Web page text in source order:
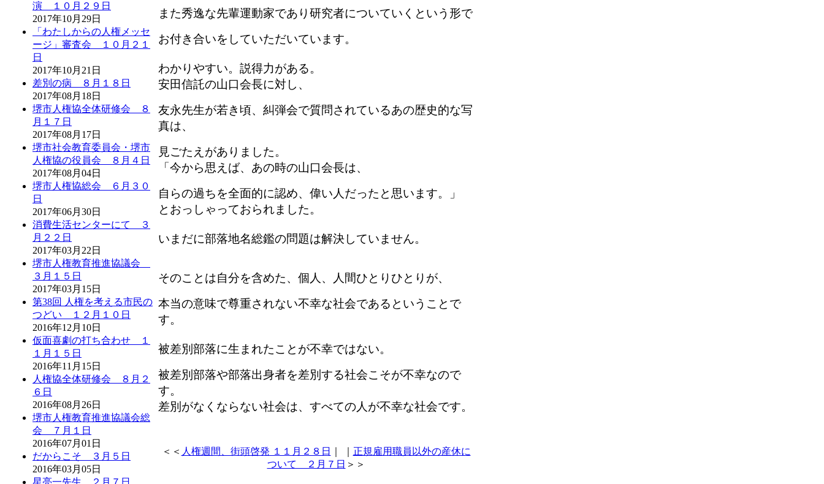
演 １０月２９日
2017年10月29日
「わたしからの人権メッセ
ージ」審査会 １０月２１
日
2017年10月21日
差別の病 ８月１８日
2017年08月18日
堺市人権協全体研修会 ８
月１７日
2017年08月17日
堺市社会教育委員会・堺市
人権協の役員会 ８月４日
2017年08月04日
堺市人権協総会 ６月３０
日
2017年06月30日
消費生活センターにて ３
月２２日
2017年03月22日
堺市人権教育推進協議会
３月１５日
2017年03月15日
第38回 人権を考える市民の
つどい １２月１０日
2016年12月10日
仮面喜劇の打ち合わせ １
１月１５日
2016年11月15日
人権協全体研修会 ８月２
６日
2016年08月26日
堺市人権教育推進協議会総
会 ７月１日
2016年07月01日
だからこそ ３月５日
2016年03月05日
星亮一先生 ２月７日
また秀逸な先輩運動家であり研究者についていくという形で
お付き合いをしていただいています。
わかりやすい。説得力がある。
安田信託の山口会長に対し、
友永先生が若き頃、糾弾会で質問されているあの歴史的な写
真は、
見ごたえがありました。
「今から思えば、あの時の山口会長は、
自らの過ちを全面的に認め、偉い人だったと思います。」
とおっしゃっておられました。
いまだに部落地名総鑑の問題は解決していません。
そのことは自分を含めた、個人、人間ひとりひとりが、
本当の意味で尊重されない不幸な社会であるということで
す。
被差別部落に生まれたことが不幸ではない。
被差別部落や部落出身者を差別する社会こそが不幸なので
す。
差別がなくならない社会は、すべての人が不幸な社会です。
＜＜ 人権週間、街頭啓発 １１月２８日
正規雇用職員以外の産休に
ついて ２月７日 ＞＞